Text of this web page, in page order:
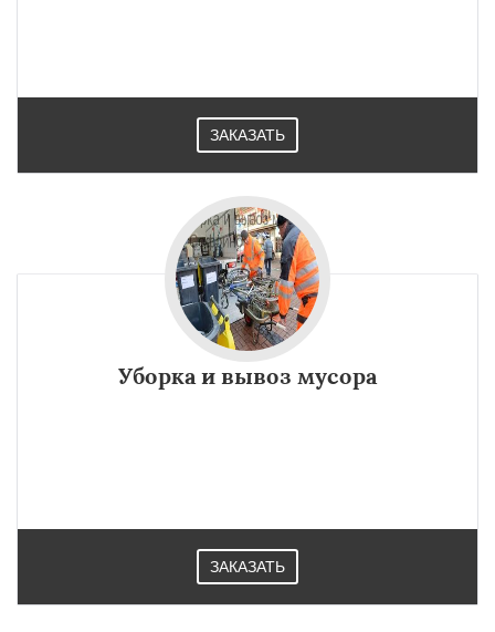
ЗАКАЗАТЬ
Уборка и вывоз мусора
ЗАКАЗАТЬ